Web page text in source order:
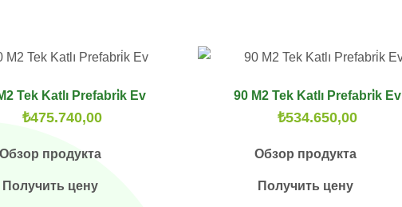
Tek Katlı Prefabri̇k Ev
₺475.740,00
Обзор продукта
Получить цену
90 M2 Tek Katlı Prefabri̇k Ev
₺534.650,00
Обзор продукта
Получить цену